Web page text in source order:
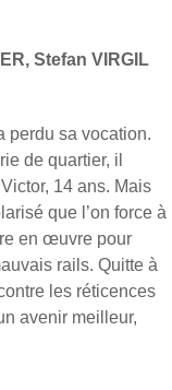
Stefan VIRGIL
perdu sa vocation.
de quartier, il
14 ans. Mais
que l’on force à
en œuvre pour
rails. Quitte à
les réticences
avenir meilleur,